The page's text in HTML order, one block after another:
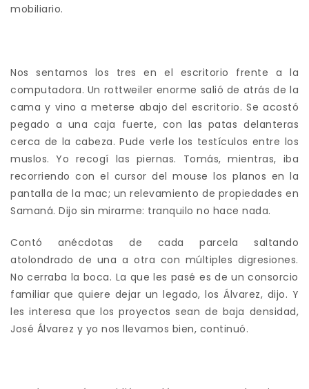
mobiliario.
Nos sentamos los tres en el escritorio frente a la
computadora. Un rottweiler enorme salió de atrás de la
cama y vino a meterse abajo del escritorio. Se acostó
pegado a una caja fuerte, con las patas delanteras
cerca de la cabeza. Pude verle los testículos entre los
muslos. Yo recogí las piernas. Tomás, mientras, iba
recorriendo con el cursor del mouse los planos en la
pantalla de la mac; un relevamiento de propiedades en
Samaná. Dijo sin mirarme: tranquilo no hace nada.
Contó anécdotas de cada parcela saltando
atolondrado de una a otra con múltiples digresiones.
No cerraba la boca. La que les pasé es de un consorcio
familiar que quiere dejar un legado, los Álvarez, dijo. Y
les interesa que los proyectos sean de baja densidad,
José Álvarez y yo nos llevamos bien, continuó.